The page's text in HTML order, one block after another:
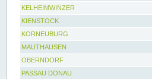
KELHEIMWINZER
KIENSTOCK
KORNEUBURG
MAUTHAUSEN
OBERNDORF
PASSAU DONAU